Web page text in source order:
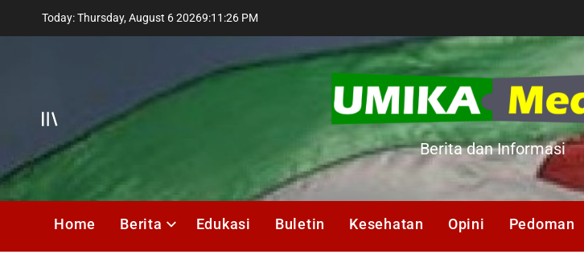
Today: Thursday, August 6 20269:11 :28 PM
Offcanvas
UMIKA
Media
Berita dan Informasi
Home Berita Edukasi Buletin Kesehatan Opini Pedoman